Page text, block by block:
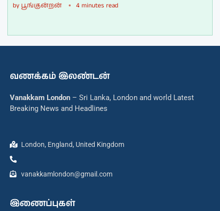
by பூங்குன்றன் 4 minutes read
வணக்கம் இலண்டன்
Vanakkam London – Sri Lanka, London and world Latest
Breaking News and Headlines
London, England, United Kingdom
vanakkamlondon@gmail.com
இணைப்புகள்